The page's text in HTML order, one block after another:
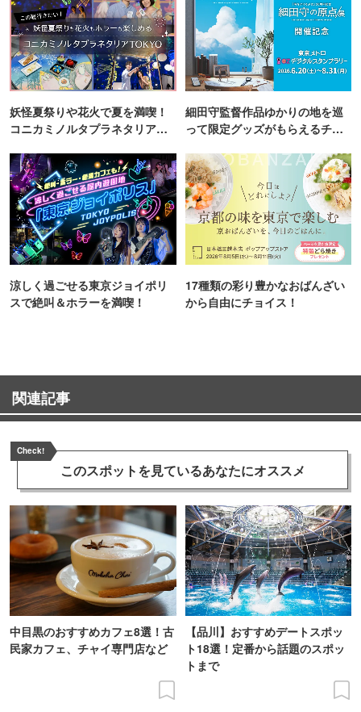
妖怪夏祭りや花火で夏を満喫！
コニカミノルタプラネタリア
細田守監督作品ゆかりの地を巡
って限定グッズがもらえるチャ
涼しく過ごせる東京ジョイポリ
スで絶叫＆ホラーを満喫！
17種類の彩り豊かなおばんざい
から自由にチョイス！
関連記事
Check!
このスポットを見ているあなたにオススメ
中目黒のおすすめカフェ8選！古
民家カフェ、チャイ専門店など
【品川】おすすめデートスポッ
ト18選！定番から話題のスポッ
トまで